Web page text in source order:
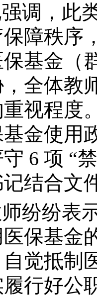
调，此
障秩序
基金（
全体教
视程度
金使用
6 项 “
结合文
纷纷表
保基金
觉抵制
行好公